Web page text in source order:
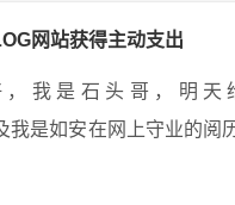
网站获得主动支出
我是石头哥，明天
我是如安在网上守业的